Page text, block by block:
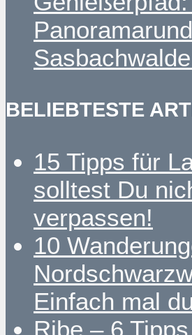
BELIEBTESTE
15 Tipps für
solltest Du
verpassen!
10
Einfach mal
Ribe – 6